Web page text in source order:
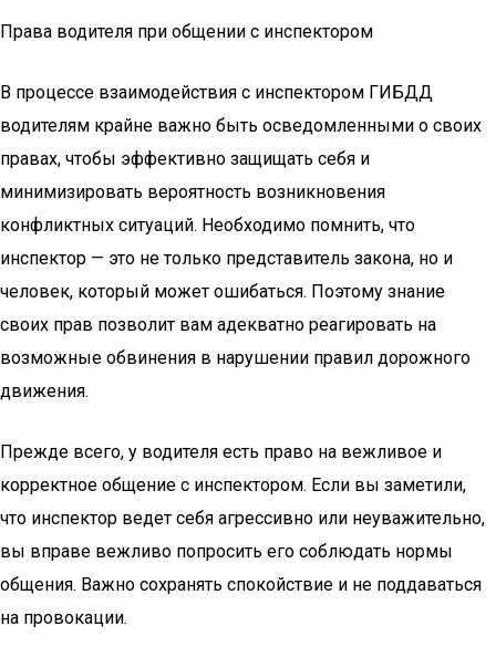
Права водителя при общении с инспектором
В процессе взаимодействия с инспектором ГИБДД
водителям крайне важно быть осведомленными о своих
правах, чтобы эффективно защищать себя и
минимизировать вероятность возникновения
конфликтных ситуаций. Необходимо помнить, что
инспектор — это не только представитель закона, но и
человек, который может ошибаться. Поэтому знание
своих прав позволит вам адекватно реагировать на
возможные обвинения в нарушении правил дорожного
движения.
Прежде всего, у водителя есть право на вежливое и
корректное общение с инспектором. Если вы заметили,
что инспектор ведет себя агрессивно или неуважительно,
вы вправе вежливо попросить его соблюдать нормы
общения. Важно сохранять спокойствие и не поддаваться
на провокации.